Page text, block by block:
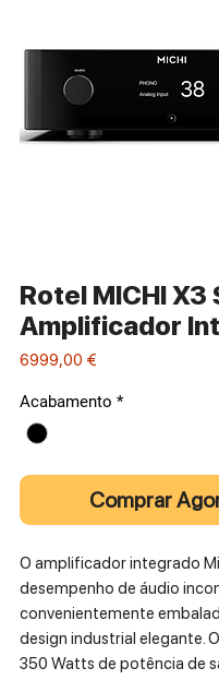
Rotel MICHI X3
Amplificador
6999,00 €
Acabamento *
Comprar
O amplificador integrado
desempenho de áudio
convenientemente
design industrial elegante.
350 Watts de potência de